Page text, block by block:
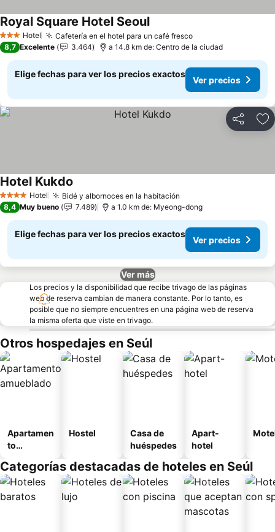
3 Estrellas
Hotel Cafetería en el hotel para un café fresco
Royal Square Hotel Seoul
8,7 Excelente 3.464 a 14.8 km de: Centro de la ciudad
Elige fechas para ver los precios exactos
Ver precios
Compartir
4 EstrellasHotel Bidé y albornoces en la habitación
Hotel Kukdo
8,4 Muy bueno 7.489 a 1.0 km de: Myeong-dong
Elige fechas para ver los precios exactos
Ver precios
Ver más
Los precios y la disponibilidad que recibe trivago de las páginas
web de reserva cambian de manera constante. Por lo tanto, es
posible que no siempre encuentres en una página web de reserva
la misma oferta que viste en trivago.
Otros hospedajes en Seúl
Apartamen
to
o
Hostel
Casa de
huéspedes
Apart-
hotel
Categorías destacadas de hoteles en Seúl